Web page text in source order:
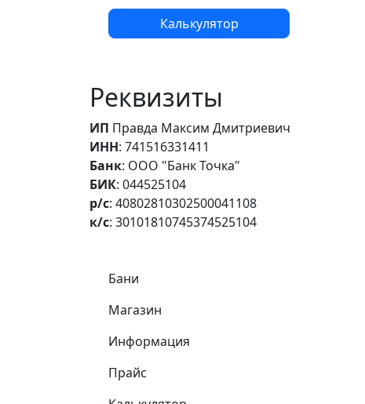
Калькулятор
Реквизиты
ИП Правда Максим Дмитриевич
ИНН: 741516331411
Банк: ООО "Банк Точка"
БИК: 044525104
р/с: 40802810302500041108
к/с: 30101810745374525104
Самое важное
Бани
Магазин
Информация
Прайс